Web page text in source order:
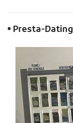
• Presta-Dating